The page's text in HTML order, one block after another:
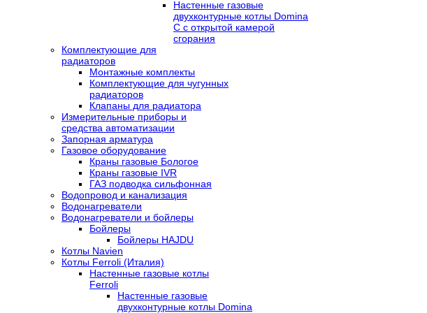
Настенные газовые
двухконтурные котлы Domina
C с открытой камерой
сгорания
Комплектующие для
радиаторов
Монтажные комплекты
Комплектующие для чугунных
радиаторов
Клапаны для радиатора
Измерительные приборы и
средства автоматизации
Запорная арматура
Газовое оборудование
Краны газовые Бологое
Краны газовые IVR
ГАЗ подводка сильфонная
Водопровод и канализация
Водонагреватели
Водонагреватели и бойлеры
Бойлеры
Бойлеры HAJDU
Котлы Navien
Котлы Ferroli (Италия)
Настенные газовые котлы
Ferroli
Настенные газовые
двухконтурные котлы Domina